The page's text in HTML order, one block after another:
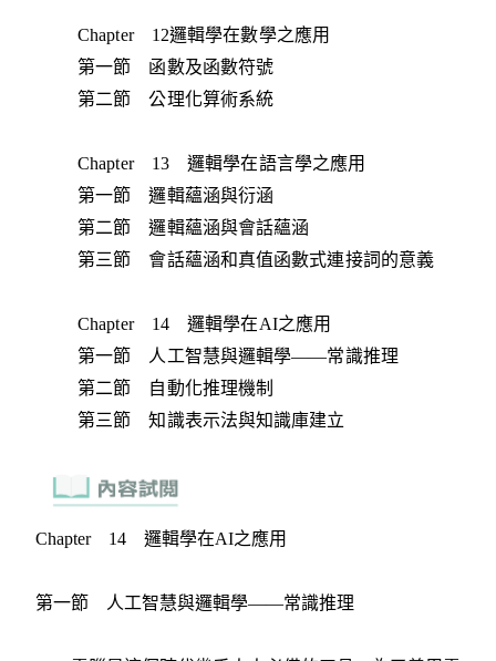
Chapter 12邏輯學在數學之應用
第一節 函數及函數符號
第二節 公理化算術系統
Chapter 13 邏輯學在語言學之應用
第一節 邏輯蘊涵與衍涵
第二節 邏輯蘊涵與會話蘊涵
第三節 會話蘊涵和真值函數式連接詞的意義
Chapter 14 邏輯學在AI之應用
第一節 人工智慧與邏輯學——常識推理
第二節 自動化推理機制
第三節 知識表示法與知識庫建立